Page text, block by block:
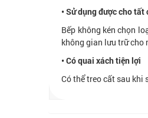
• Sử dụng được cho
Bếp không kén chọn
không gian lưu trữ cho
•Có quai xách tiện lợi
Có thể treo cất sau khi